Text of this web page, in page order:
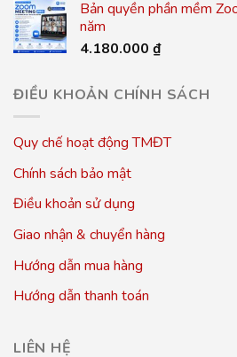
Bản quyền phần mềm
năm
4.180.000 ₫
ĐIỀU KHOẢN CHÍNH SÁCH
Quy chế hoạt động TMĐT
Chính sách bảo mật
Điều khoản sử dụng
Giao nhận & chuyển hàng
Hướng dẫn mua hàng
Hướng dẫn thanh toán
LIÊN HỆ